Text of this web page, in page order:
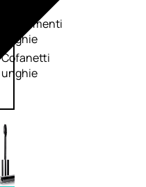
Trattamenti
unghie
Cofanetti
unghie